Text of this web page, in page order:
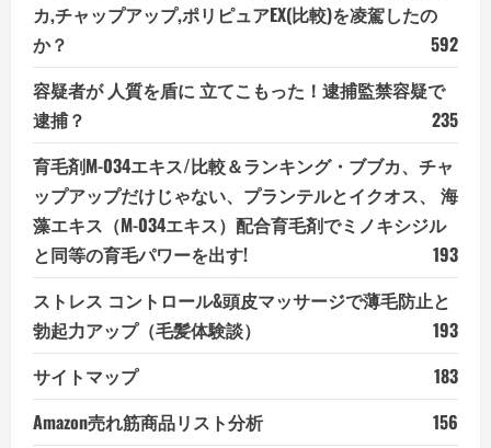
カ,チャップアップ,ポリピュアEX(比較)を凌駕したの
か？
592
容疑者が 人質を盾に 立てこもった！逮捕監禁容疑で
逮捕？
235
育毛剤M-034エキス/比較＆ランキング・ブブカ、チャ
ップアップだけじゃない、プランテルとイクオス、 海
藻エキス（M-034エキス）配合育毛剤でミノキシジル
と同等の育毛パワーを出す!
193
ストレス コントロール&頭皮マッサージで薄毛防止と
勃起力アップ（毛髪体験談）
193
サイトマップ
183
Amazon売れ筋商品リスト分析
156